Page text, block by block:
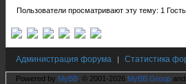
Пользователи просматривают эту тему: 1
Администрация форума | Статистика
Powered by MyBB , © 2001-2026 MyBB Group